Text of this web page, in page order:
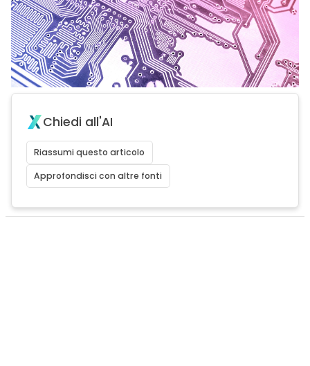
Chiedi all'AI
Riassumi questo articolo
Approfondisci con altre fonti